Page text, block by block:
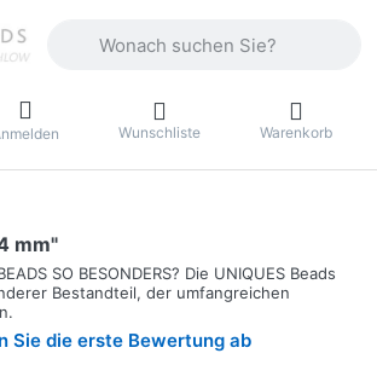
Wunschliste Warenkorb
mm"
SO BESONDERS? Die UNIQUES Beads
Bestandteil, der umfangreichen
Sie die erste Bewertung ab